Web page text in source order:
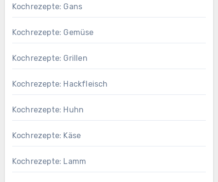
Kochrezepte: Gans
Kochrezepte: Gemüse
Kochrezepte: Grillen
Kochrezepte: Hackfleisch
Kochrezepte: Huhn
Kochrezepte: Käse
Kochrezepte: Lamm